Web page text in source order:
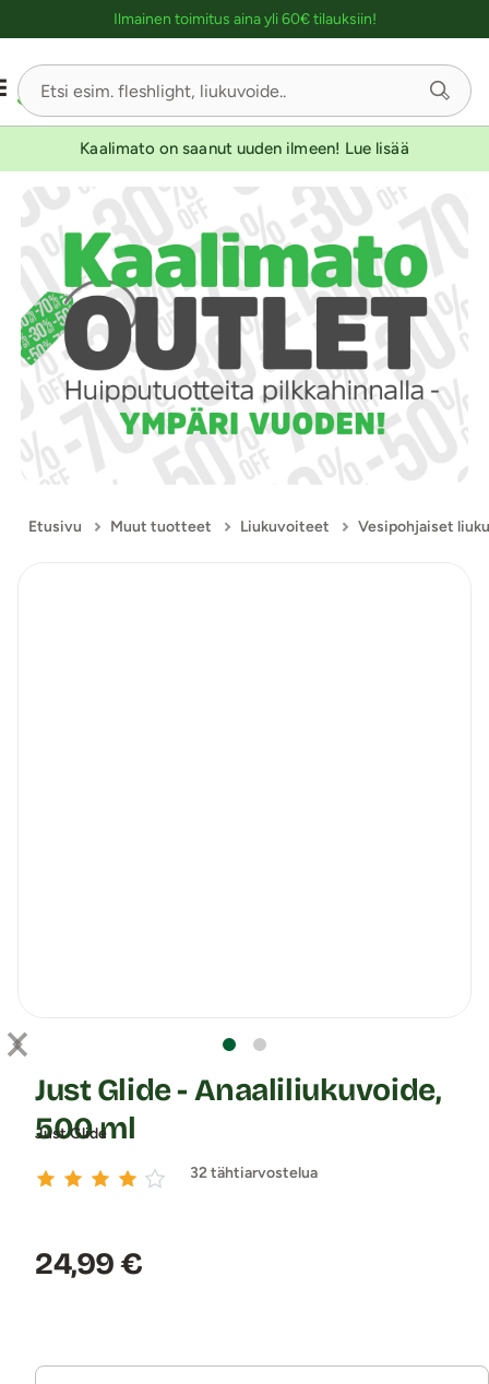
Ilmainen toimitus aina yli 60€ tilauksiin!
Kaalimato on saanut uuden ilmeen! Lue lisää
Etusivu Muut tuotteet Liukuvoiteet Vesipohjaiset
Just Glide
Just Glide - Anaaliliukuvoide,
500 ml
32 tähtiarvostelua
Hinta:
24,99 €